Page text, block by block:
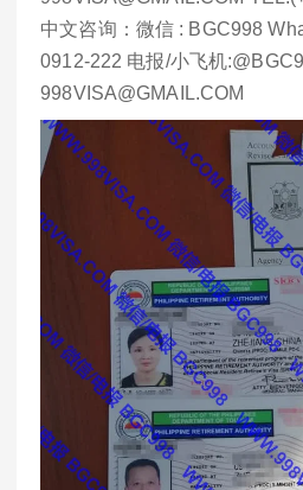
中文咨询：微信 : BGC998
0912-222 电报/小飞机
998VISA@GMAIL.COM